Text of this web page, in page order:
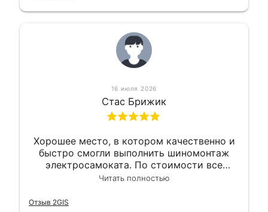
16 июля 2026
Стас Брижик
Хорошее место, в котором качественно и
быстро смогли выполнить шиномонтаж
электросамоката. По стоимости все
вышло вообще приемлемо хочу сказать.
Читать полностью
Отзыв 2GIS